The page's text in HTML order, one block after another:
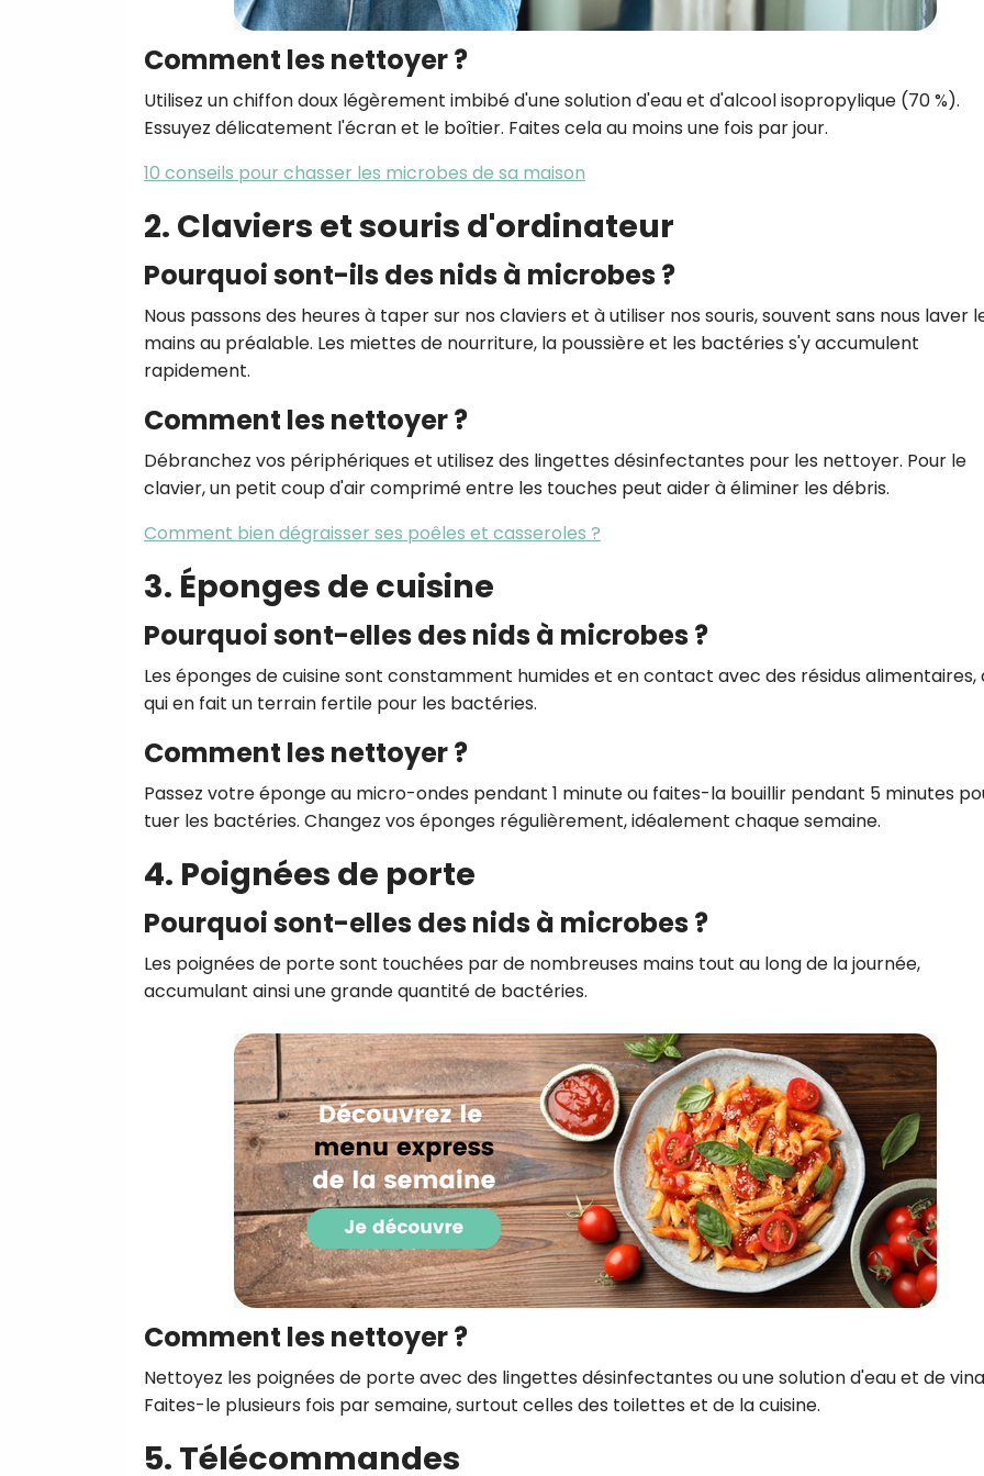
Comment les nettoyer ?
Utilisez un chiffon doux légèrement imbibé d'une solution d'eau et d'alcool isopropylique (70 %).
Essuyez délicatement l'écran et le boîtier. Faites cela au moins une fois par jour.
10 conseils pour chasser les microbes de sa maison
2. Claviers et souris d'ordinateur
Pourquoi sont-ils des nids à microbes ?
Nous passons des heures à taper sur nos claviers et à utiliser nos souris, souvent sans nous laver
mains au préalable. Les miettes de nourriture, la poussière et les bactéries s'y accumulent
rapidement.
Comment les nettoyer ?
Débranchez vos périphériques et utilisez des lingettes désinfectantes pour les nettoyer. Pour le
clavier, un petit coup d'air comprimé entre les touches peut aider à éliminer les débris.
Comment bien dégraisser ses poêles et casseroles ?
3. Éponges de cuisine
Pourquoi sont-elles des nids à microbes ?
Les éponges de cuisine sont constamment humides et en contact avec des résidus alimentaires,
qui en fait un terrain fertile pour les bactéries.
Comment les nettoyer ?
Passez votre éponge au micro-ondes pendant 1 minute ou faites-la bouillir pendant 5 minutes
tuer les bactéries. Changez vos éponges régulièrement, idéalement chaque semaine.
4. Poignées de porte
Pourquoi sont-elles des nids à microbes ?
Les poignées de porte sont touchées par de nombreuses mains tout au long de la journée,
accumulant ainsi une grande quantité de bactéries.
Comment les nettoyer ?
Nettoyez les poignées de porte avec des lingettes désinfectantes ou une solution d'eau et de
Faites-le plusieurs fois par semaine, surtout celles des toilettes et de la cuisine.
5. Télécommandes